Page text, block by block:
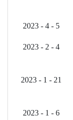
2023 - 4 - 5
2023 - 2 - 4
2023 - 1 - 21
2023 - 1 - 6